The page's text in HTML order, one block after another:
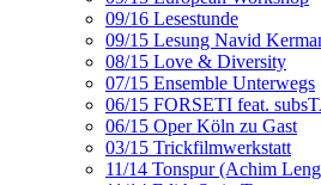
09/16 Lesestunde
09/15 Lesung Navid
08/15 Love & Diversity
07/15 Ensemble Unterwegs
06/15 FORSETI feat.
06/15 Oper Köln zu Gast
03/15 Trickfilmwerkstatt
11/14 Tonspur (Achim